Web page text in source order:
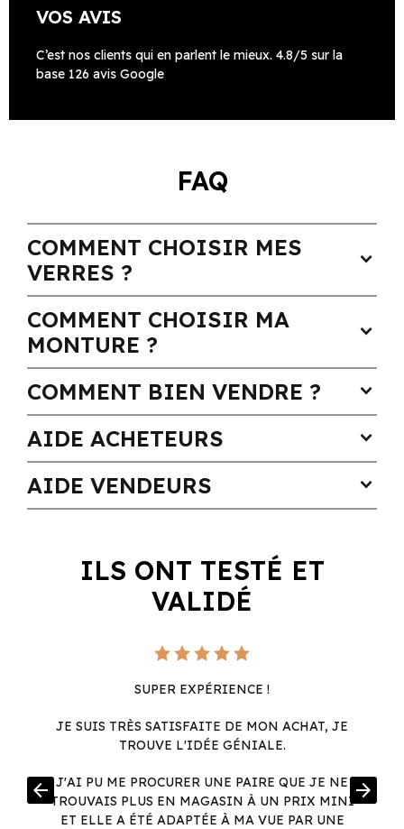
VOS AVIS
C’est nos clients qui en parlent le mieux. 4.8/5 sur la
base 126 avis Google
FAQ
COMMENT CHOISIR MES
VERRES ?
expand_more
COMMENT CHOISIR MA
MONTURE ?
expand_more
COMMENT BIEN VENDRE ? expand_more
AIDE ACHETEURS expand_more
AIDE VENDEURS expand_more
ILS ONT TESTÉ ET
VALIDÉ
SUPER EXPÉRIENCE !
JE SUIS TRÈS SATISFAITE DE MON ACHAT, JE
TROUVE L'IDÉE GÉNIALE.
J'AI PU ME PROCURER UNE PAIRE QUE JE NE
TROUVAIS PLUS EN MAGASIN À UN PRIX MINI
ET ELLE A ÉTÉ ADAPTÉE À MA VUE PAR UNE
arrow_back arrow_forward